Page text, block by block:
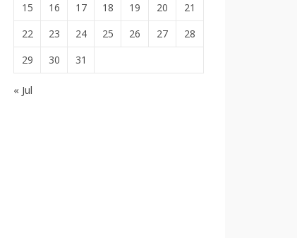
15
16 17 18 19 20
21
22
23 24 25 26 27
28
29
30 31
« Jul